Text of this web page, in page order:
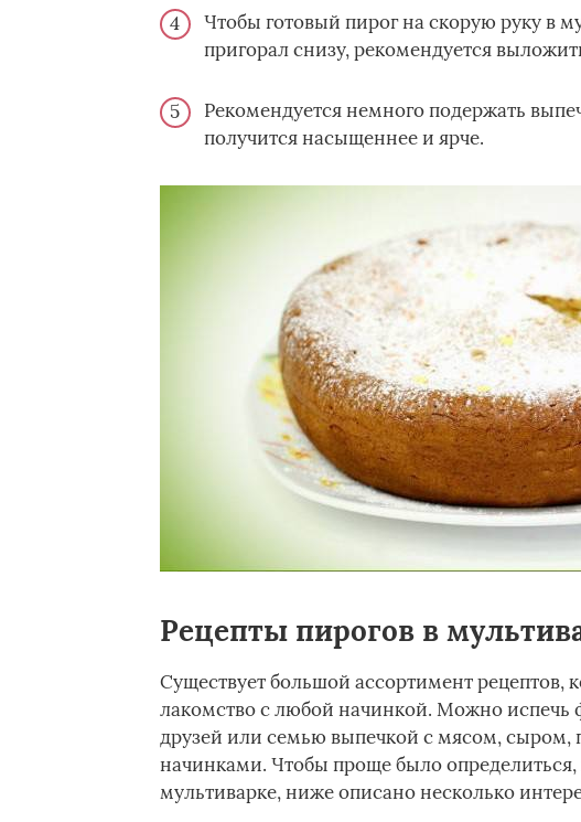
Чтобы готовый пирог на скорую руку в
пригорал снизу, рекомендуется
Рекомендуется немного подержать
получится насыщеннее и ярче.
Рецепты пирогов в
Существует большой ассортимент рецептов,
лакомство с любой начинкой. Можно испечь
друзей или семью выпечкой с мясом,
начинками. Чтобы проще было
мультиварке, ниже описано несколько